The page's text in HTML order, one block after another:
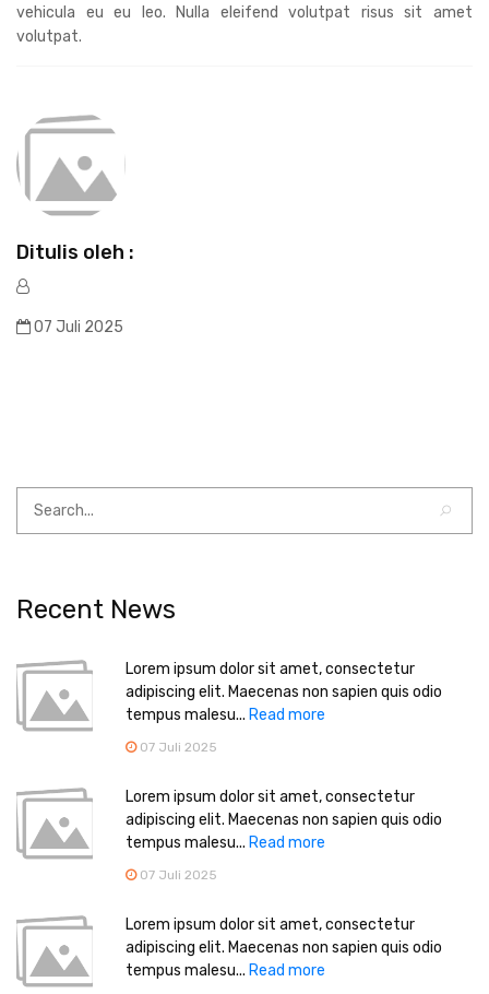
vehicula eu eu leo. Nulla eleifend volutpat risus sit amet
volutpat.
Ditulis oleh :
07 Juli 2025
Recent News
Lorem ipsum dolor sit amet, consectetur
adipiscing elit. Maecenas non sapien quis odio
tempus malesu... Read more
07 Juli 2025
Lorem ipsum dolor sit amet, consectetur
adipiscing elit. Maecenas non sapien quis odio
tempus malesu... Read more
07 Juli 2025
Lorem ipsum dolor sit amet, consectetur
adipiscing elit. Maecenas non sapien quis odio
tempus malesu... Read more